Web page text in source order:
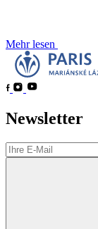
Mehr lesen
Newsletter